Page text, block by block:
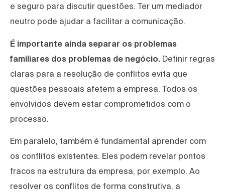
e seguro para discutir questões. Ter um mediador
neutro pode ajudar a facilitar a comunicação.
É importante ainda separar os problemas
familiares dos problemas de negócio. Definir regras
claras para a resolução de conflitos evita que
questões pessoais afetem a empresa. Todos os
envolvidos devem estar comprometidos com o
processo.
Em paralelo, também é fundamental aprender com
os conflitos existentes. Eles podem revelar pontos
fracos na estrutura da empresa, por exemplo. Ao
resolver os conflitos de forma construtiva, a